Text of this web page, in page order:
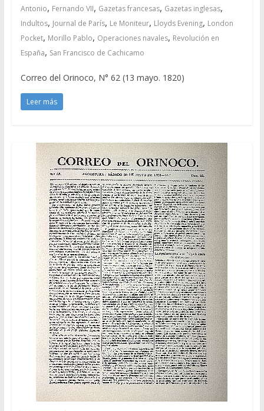
Antonio, Fernando VII, Gazetas francesas, Gazetas inglesas,
Indultos, Journal de París, Le Moniteur, Lloyds Evening, London
Pocket, Morillo Pablo, Operaciones navales, Revolución en
España, San Francisco de Cachicamo
Correo del Orinoco, N° 62 (13 mayo. 1820)
Leer más